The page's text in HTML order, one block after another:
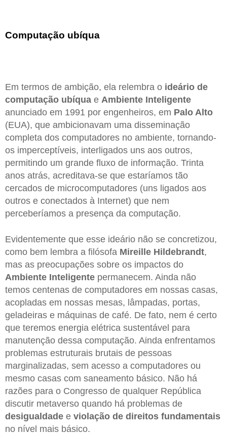
Computação ubíqua
Em termos de ambição, ela relembra o ideário de
computação ubíqua e Ambiente Inteligente
anunciado em 1991 por engenheiros, em Palo Alto
(EUA), que ambicionavam uma disseminação
completa dos computadores no ambiente, tornando-
os imperceptíveis, interligados uns aos outros,
permitindo um grande fluxo de informação. Trinta
anos atrás, acreditava-se que estaríamos tão
cercados de microcomputadores (uns ligados aos
outros e conectados à Internet) que nem
perceberíamos a presença da computação.
Evidentemente que esse ideário não se concretizou,
como bem lembra a filósofa Mireille Hildebrandt,
mas as preocupações sobre os impactos do
Ambiente Inteligente permanecem. Ainda não
temos centenas de computadores em nossas casas,
acopladas em nossas mesas, lâmpadas, portas,
geladeiras e máquinas de café. De fato, nem é certo
que teremos energia elétrica sustentável para
manutenção dessa computação. Ainda enfrentamos
problemas estruturais brutais de pessoas
marginalizadas, sem acesso a computadores ou
mesmo casas com saneamento básico. Não há
razões para o Congresso de qualquer República
discutir metaverso quando há problemas de
desigualdade e violação de direitos fundamentais
no nível mais básico.